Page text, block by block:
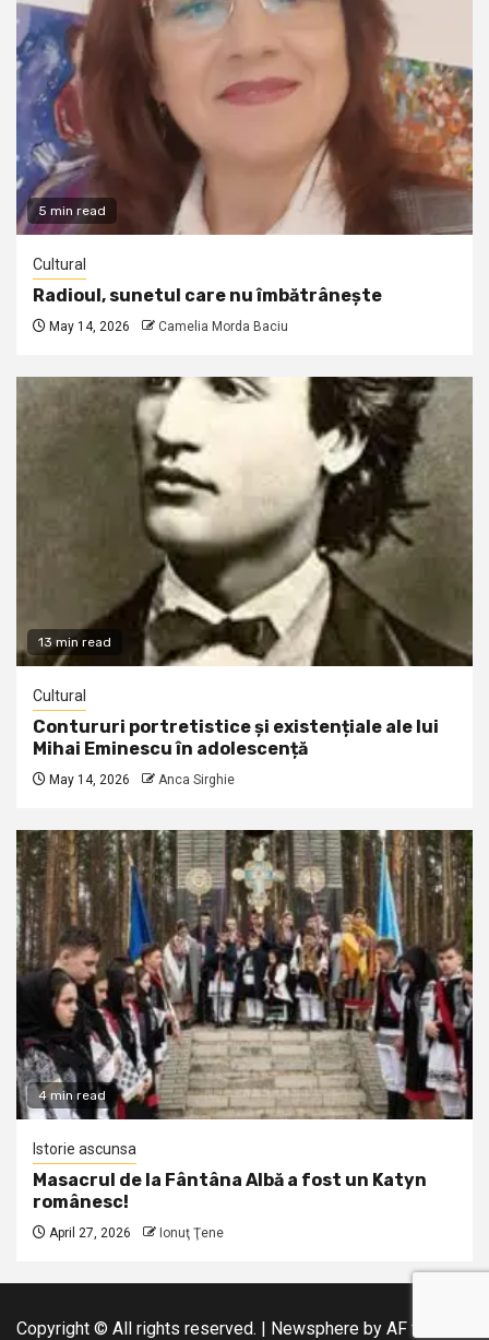
5 min read
Cultural
Radioul, sunetul care nu îmbătrânește
May 14, 2026 Camelia Morda Baciu
13 min read
Cultural
Contururi portretistice și existențiale ale lui
Mihai Eminescu în adolescență
May 14, 2026 Anca Sirghie
4 min read
Istorie ascunsa
Masacrul de la Fântâna Albă a fost un Katyn
românesc!
April 27, 2026 Ionuţ Ţene
Copyright © All rights reserved. Newsphere by AF themes.